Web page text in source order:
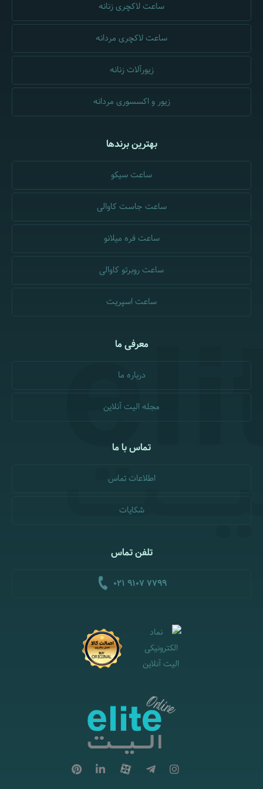
ساعت لاکچری زنانه
ساعت لاکچری مردانه
زیورآلات زنانه
زیور و اکسسوری مردانه
بهترین برندها
ساعت سیکو
ساعت جاست کاوالی
ساعت فره میلانو
ساعت روبرتو کاوالی
ساعت اسپریت
معرفی ما
درباره ما
مجله الیت آنلاین
تماس با ما
اطلاعات تماس
شکایات
تلفن تماس
021 9107 7799